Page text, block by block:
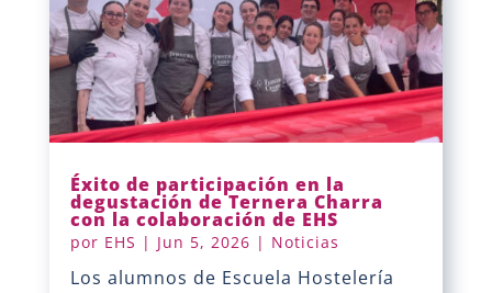
Éxito de participación en la
degustación de Ternera Charra
con la colaboración de EHS
por EHS | Jun 5, 2026 | Noticias
Los alumnos de Escuela Hostelería